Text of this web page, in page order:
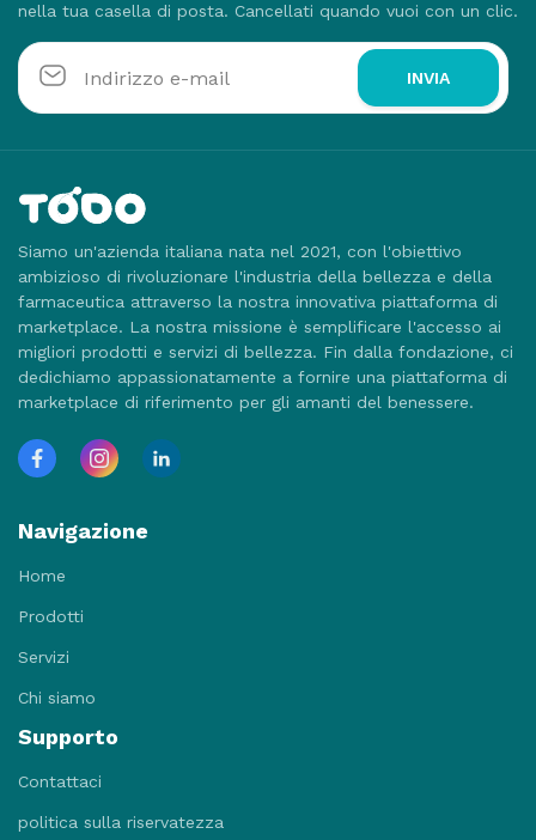
nella tua casella di posta. Cancellati quando vuoi con un clic.
INVIA
Siamo un'azienda italiana nata nel 2021, con l'obiettivo
ambizioso di rivoluzionare l'industria della bellezza e della
farmaceutica attraverso la nostra innovativa piattaforma di
marketplace. La nostra missione è semplificare l'accesso ai
migliori prodotti e servizi di bellezza. Fin dalla fondazione, ci
dedichiamo appassionatamente a fornire una piattaforma di
marketplace di riferimento per gli amanti del benessere.
Navigazione
Home
Prodotti
Servizi
Chi siamo
Supporto
Contattaci
politica sulla riservatezza